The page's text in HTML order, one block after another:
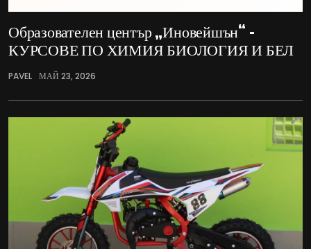
Образователен център „Иновейшън“ –
КУРСОВЕ ПО ХИМИЯ БИОЛОГИЯ И БЕЛ
PAVEL МАЙ 23, 2026